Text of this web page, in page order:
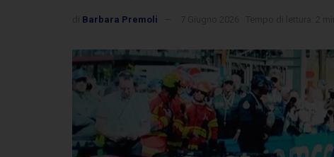
Barbara Premoli